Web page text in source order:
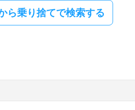
ら乗り捨てで検索する